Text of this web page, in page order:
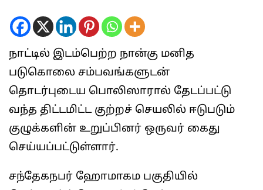
நாட்டில் இடம்பெற்ற நான்கு மனித
படுகொலை சம்பவங்களுடன்
தொடர்புடைய பொலிஸாரால் தேடப்பட்டு
வந்த திட்டமிட்ட குற்றச் செயலில் ஈடுபடும்
குழுக்களின் உறுப்பினர் ஒருவர் கைது
செய்யப்பட்டுள்ளார்.
சந்தேகநபர் ஹோமாகம பகுதியில்